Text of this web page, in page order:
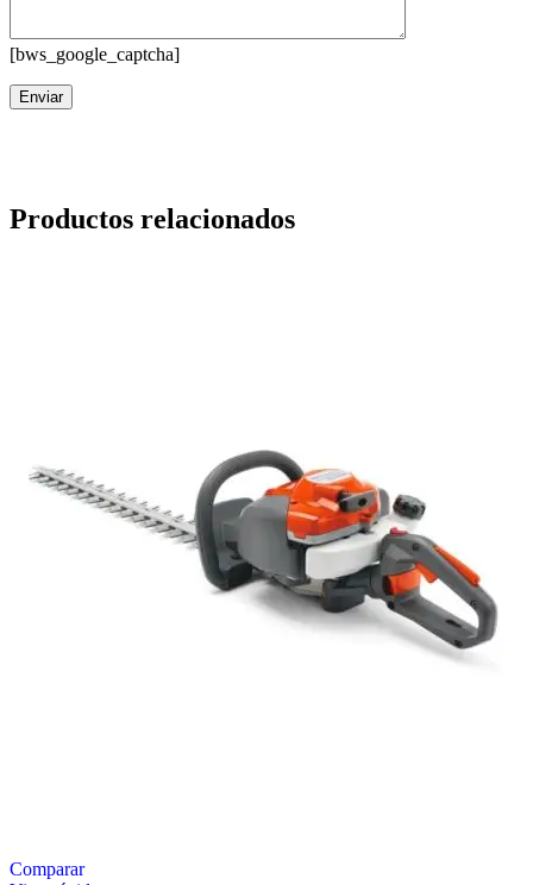
[bws_google_captcha]
Productos relacionados
Comparar